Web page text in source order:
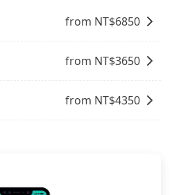
場卻沒房可住的窘境，所以
評論多的飯店，不然就是還
的價格可能比民宿訂房網來
碎的事，台灣本土的AsiaYo
。
from NT$6850
from NT$3650
from NT$4350